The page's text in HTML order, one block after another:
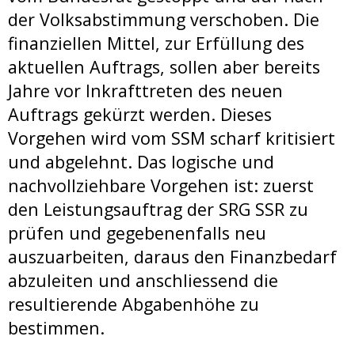
der Volksabstimmung verschoben. Die
finanziellen Mittel, zur Erfüllung des
aktuellen Auftrags, sollen aber bereits
Jahre vor Inkrafttreten des neuen
Auftrags gekürzt werden. Dieses
Vorgehen wird vom SSM scharf kritisiert
und abgelehnt. Das logische und
nachvollziehbare Vorgehen ist: zuerst
den Leistungsauftrag der SRG SSR zu
prüfen und gegebenenfalls neu
auszuarbeiten, daraus den Finanzbedarf
abzuleiten und anschliessend die
resultierende Abgabenhöhe zu
bestimmen.